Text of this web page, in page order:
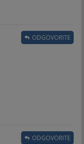
ODGOVORITE
ODGOVORITE